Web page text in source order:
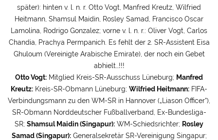
später): hinten v. l. n. r. Otto Vogt, Manfred Kreutz, Wilfried
Heitmann, Shamsul Maidin, Rosley Samad, Francisco Oscar
Lamolina, Rodrigo Gonzalez; vorne v. l. n. r.: Oliver Vogt, Carlos
Chandia, Prachya Permpanich. Es fehlt der 2. SR-Assistent Eisa
Ghuloum (Vereinigte Arabische Emirate), der noch ein Gebet
abhielt…!!!
Otto Vogt: Mitglied Kreis-SR-Ausschuss Lüneburg; Manfred
Kreutz: Kreis-SR-Obmann Lüneburg; Wilfried Heitmann: FIFA-
Verbindungsmann zu den WM-SR in Hannover („Liason Officer“),
SR-Obmann Norddeutscher Fußballverband, Ex-Bundesliga-
SR; Shamsul Maidin (Singapur): WM-Schiedsrichter; Rosley
Samad (Singapur):Generalsekretär SR-Vereinigung Singapur;